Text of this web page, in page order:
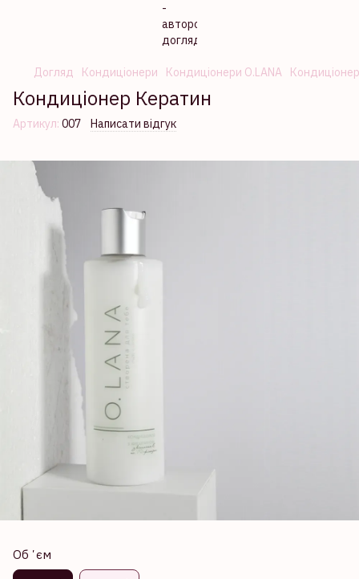
Догляд Кондиціонери Кондиціонери O.LANA
Кондиціонер Кератин
Артикул: 007 Написати відгук
Обʼєм